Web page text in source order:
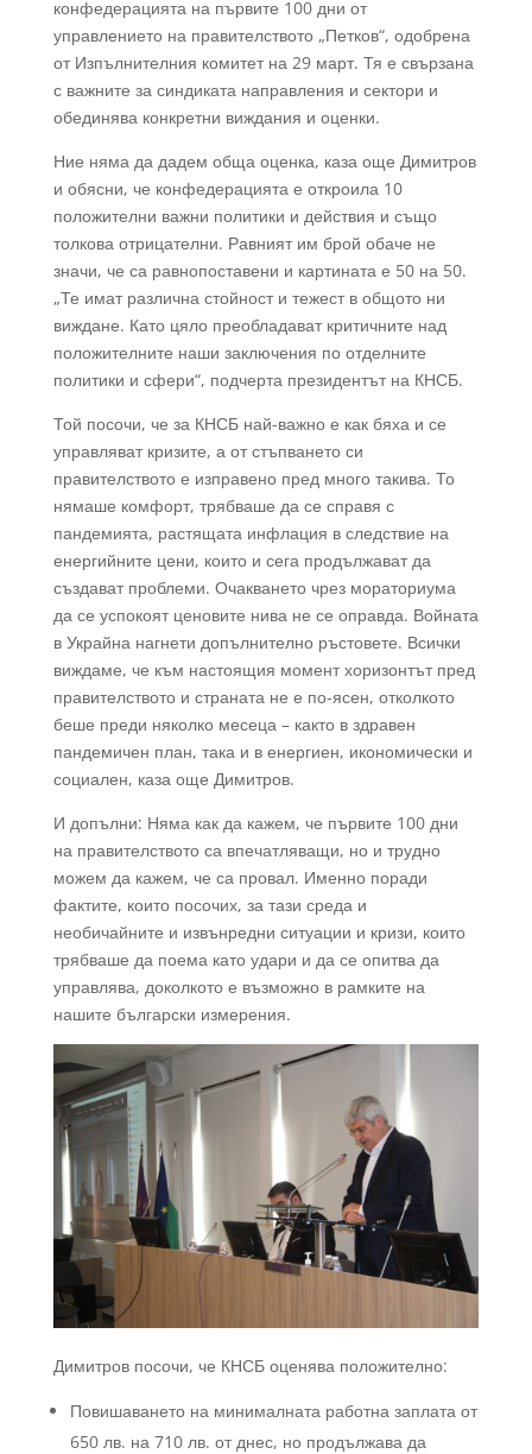
конфедерацията на първите 100 дни от
управлението на правителството „Петков“, одобрена
от Изпълнителния комитет на 29 март. Тя е свързана
с важните за синдиката направления и сектори и
обединява конкретни виждания и оценки.
Ние няма да дадем обща оценка, каза още Димитров
и обясни, че конфедерацията е откроила 10
положителни важни политики и действия и също
толкова отрицателни. Равният им брой обаче не
значи, че са равнопоставени и картината е 50 на 50.
„Те имат различна стойност и тежест в общото ни
виждане. Като цяло преобладават критичните над
положителните наши заключения по отделните
политики и сфери“, подчерта президентът на КНСБ.
Той посочи, че за КНСБ най-важно е как бяха и се
управляват кризите, а от стъпването си
правителството е изправено пред много такива. То
нямаше комфорт, трябваше да се справя с
пандемията, растящата инфлация в следствие на
енергийните цени, които и сега продължават да
създават проблеми. Очакването чрез мораториума
да се успокоят ценовите нива не се оправда. Войната
в Украйна нагнети допълнително ръстовете. Всички
виждаме, че към настоящия момент хоризонтът пред
правителството и страната не е по-ясен, отколкото
беше преди няколко месеца – както в здравен
пандемичен план, така и в енергиен, икономически и
социален, каза още Димитров.
И допълни: Няма как да кажем, че първите 100 дни
на правителството са впечатляващи, но и трудно
можем да кажем, че са провал. Именно поради
фактите, които посочих, за тази среда и
необичайните и извънредни ситуации и кризи, които
трябваше да поема като удари и да се опитва да
управлява, доколкото е възможно в рамките на
нашите български измерения.
Димитров посочи, че КНСБ оценява положително:
Повишаването на минималната работна заплата от
650 лв. на 710 лв. от днес, но продължава да